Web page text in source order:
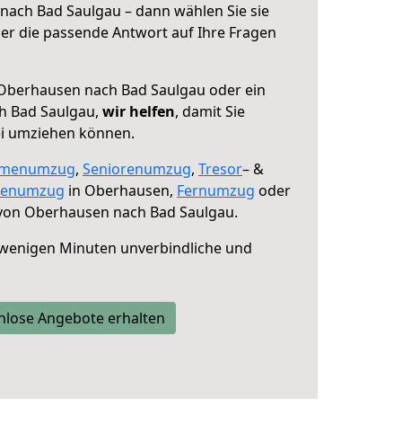
Bad Saulgau – dann wählen Sie sie
die passende Antwort auf Ihre Fragen
nach Bad Saulgau oder ein
Bad Saulgau, wir helfen, damit Sie
umziehen können.
, Seniorenumzug, Tresor– &
in Oberhausen, Fernumzug oder
Oberhausen nach Bad Saulgau.
Minuten unverbindliche und
Angebote erhalten